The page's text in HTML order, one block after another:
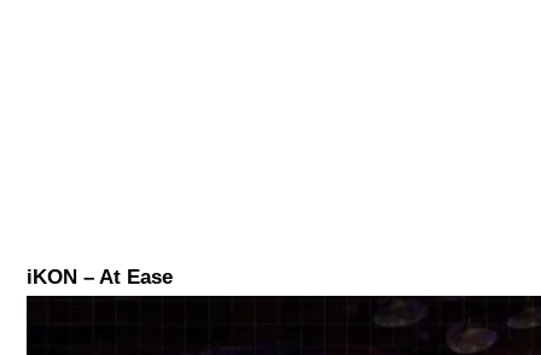
iKON – At Ease